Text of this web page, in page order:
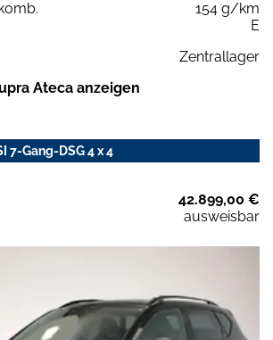
154 g/km
E
Zentrallager
Ateca anzeigen
7-Gang-DSG 4 x 4
42.899,00 €
ausweisbar